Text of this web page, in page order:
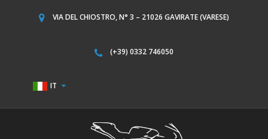
VIA DEL CHIOSTRO, N° 3 – 21026 GAVIRATE (VARESE)
(+39) 0332 746050
IT